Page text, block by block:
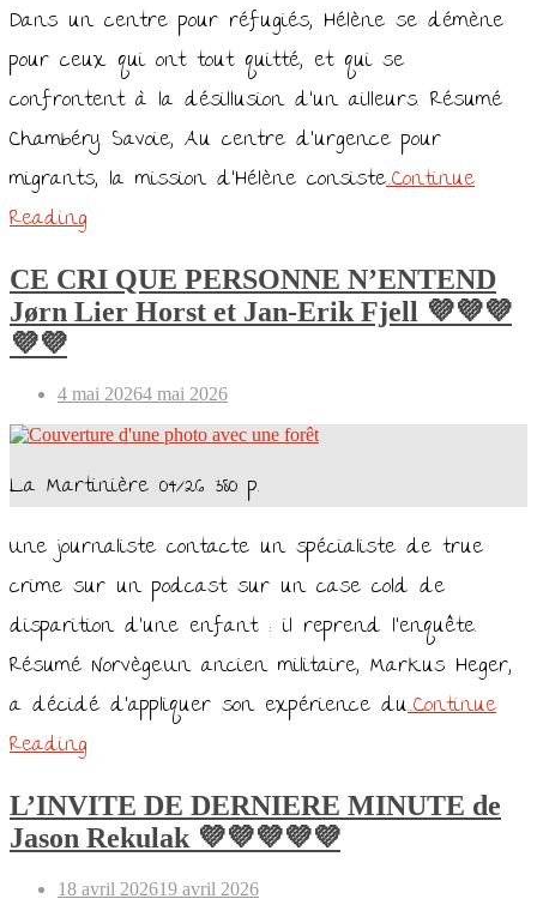
Dans un centre pour réfugiés, Hélène se démène
pour ceux qui ont tout quitté, et qui se
confrontent à la désillusion d’un ailleurs. Résumé
Chambéry. Savoie, Au centre d’urgence pour
migrants, la mission d’Hélène consiste…Continue
Reading
CE CRI QUE PERSONNE N’ENTEND
Jørn Lier Horst et Jan-Erik Fjell 💜💜💜
💜💜
Posted
4 mai 20264 mai 2026
La Martinière 04/26 380 p.
Une journaliste contacte un spécialiste de true
crime sur un podcast sur un case cold de
disparition d’une enfant : il reprend l’enquête.
Résumé Norvège.Un ancien militaire, Markus Heger,
a décidé d’appliquer son expérience du…Continue
Reading
L’INVITE DE DERNIERE MINUTE de
Jason Rekulak 💜💜💜💜💜
Posted
18 avril 202619 avril 2026